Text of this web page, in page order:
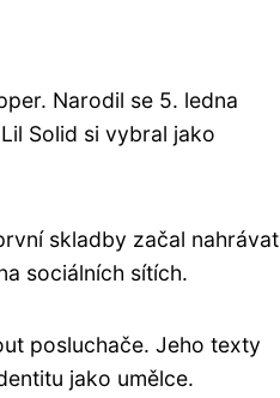
Narodil se 5. ledna
Solid si vybral jako
skladby začal nahrávat
sociálních sítích.
posluchače. Jeho texty
jako umělce.